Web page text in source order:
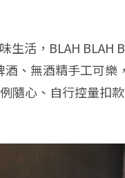
活，BLAH
、無酒精手工可
隨心、自行控量扣